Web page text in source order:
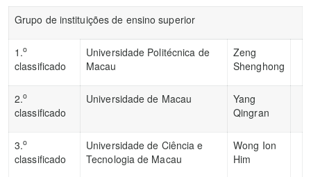
Grupo de instituições de ensino superior
1.o
classificado
Universidade Politécnica de
Macau
Zeng
Shenghong
2.o
classificado
Universidade de Macau
Yang
Qingran
3.o
classificado
Universidade de Ciência e
Tecnologia de Macau
Wong Ion
Him